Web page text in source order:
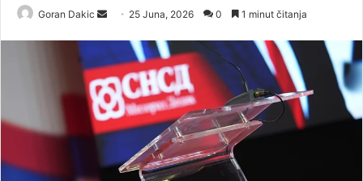
Goran Dakic
n
d
a
n
e
a
25 Juna, 2026 0 1 minut čitanja